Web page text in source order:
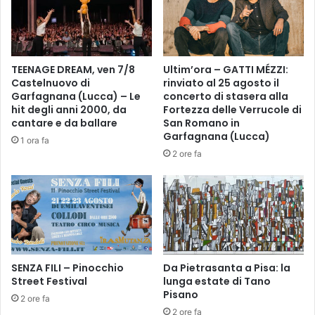
l
l
o
b
l
u
e
a
b
e
n
e
z
i
o
n
e
d
e
g
l
TEENAGE DREAM, ven 7/8
Castelnuovo di
Garfagnana (Lucca) – Le
hit degli anni 2000, da
cantare e da ballare
1 ora fa
Ultim’ora – GATTI MÉZZI:
rinviato al 25 agosto il
concerto di stasera alla
Fortezza delle Verrucole di
San Romano in
Garfagnana (Lucca)
2 ore fa
SENZA FILI – Pinocchio
Street Festival
2 ore fa
Da Pietrasanta a Pisa: la
lunga estate di Tano
Pisano
2 ore fa